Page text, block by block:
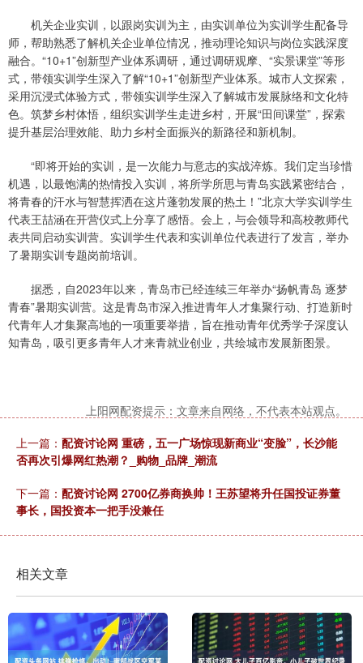
机关企业实训，以跟岗实训为主，由实训单位为实训学生配备导
师，帮助熟悉了解机关企业单位情况，推动理论知识与岗位实践深度
融合。“10+1”创新型产业体系调研，通过调研观摩、“实景课堂”等形
式，带领实训学生深入了解“10+1”创新型产业体系。城市人文探索，
采用沉浸式体验方式，带领实训学生深入了解城市发展脉络和文化特
色。筑梦乡村体悟，组织实训学生走进乡村，开展“田间课堂”，探索
提升基层治理效能、助力乡村全面振兴的新路径和新机制。
“即将开始的实训，是一次能力与意志的实战淬炼。我们定当珍惜
机遇，以最饱满的热情投入实训，将所学所思与青岛实践紧密结合，
将青春的汗水与智慧挥洒在这片蓬勃发展的热土！”北京大学实训学生
代表王喆涵在开营仪式上分享了感悟。会上，与会领导和高校教师代
表共同启动实训营。实训学生代表和实训单位代表进行了发言，举办
了暑期实训专题岗前培训。
据悉，自2023年以来，青岛市已经连续三年举办“扬帆青岛 逐梦
青春”暑期实训营。这是青岛市深入推进青年人才集聚行动、打造新时
代青年人才集聚高地的一项重要举措，旨在推动青年优秀学子深度认
知青岛，吸引更多青年人才来青就业创业，共绘城市发展新图景。
上阳网配资提示：文章来自网络，不代表本站观点。
上一篇： 配资讨论网 重磅，五一广场惊现新商业“变脸”，长沙能
否再次引爆网红热潮？_购物_品牌_潮流
下一篇： 配资讨论网 2700亿券商换帅！王苏望将升任国投证券董
事长，国投资本一把手没兼任
相关文章